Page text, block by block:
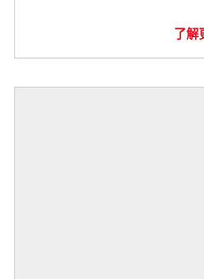
了解